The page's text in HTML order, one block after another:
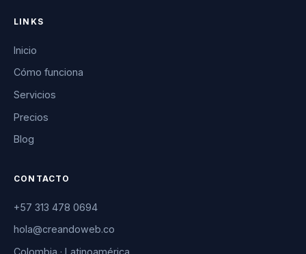
LINKS
Inicio
Cómo funciona
Servicios
Precios
Blog
CONTACTO
+57 313 478 0694
hola@creandoweb.co
Colombia · Latinoamérica